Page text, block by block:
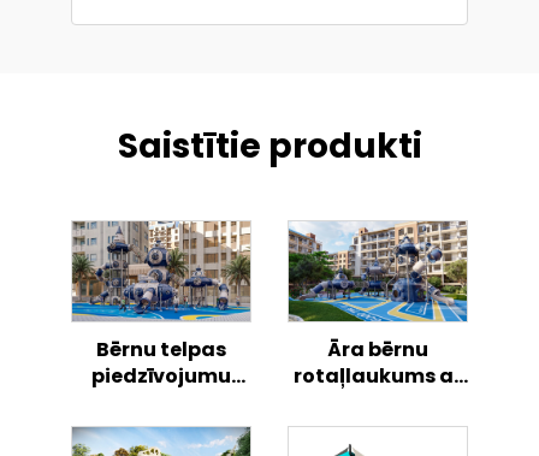
Saistītie produkti
Bērnu telpas
piedzīvojumu
rotaļlaukumā
Āra bērnu
rotaļlaukums ar
tematiku, rotaļu